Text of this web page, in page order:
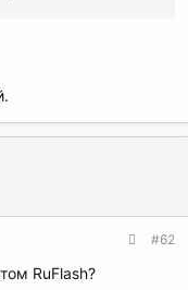
#62
RuFlash?